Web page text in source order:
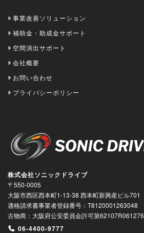
事業改善ソリューション
補助金・助成金サポート
空間演出サポート
会社概要
お問い合わせ
プライバシーポリシー
株式会社ソニックドライブ
〒550-0005
大阪市西区西本町1-13-38 西本町新興産ビル701
適格請求書事業者登録番号：T8120001263048
古物商：大阪府公安委員会許可第62107R061276
06-4400-9777